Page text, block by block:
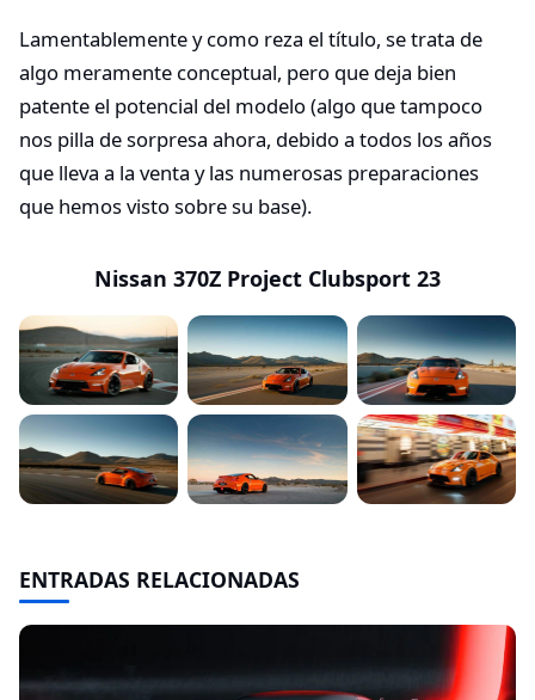
Lamentablemente y como reza el título, se trata de
algo meramente conceptual, pero que deja bien
patente el potencial del modelo (algo que tampoco
nos pilla de sorpresa ahora, debido a todos los años
que lleva a la venta y las numerosas preparaciones
que hemos visto sobre su base).
Nissan 370Z Project Clubsport 23
ENTRADAS RELACIONADAS